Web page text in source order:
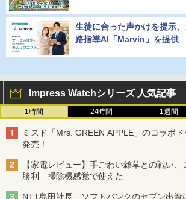
生徒に合った声かけを提示
路指導AI「Marvin」を提供
Impress Watchシリーズ 人気記事
1時間 24時間 1週間
ミスド「Mrs. GREEN APPLE」のコラボ
発売！
【家電レビュー】手ごわい雑草との戦い
勝利 掃除機感覚で使えた
NTT島田社長、ソフトバンクのセブン出資